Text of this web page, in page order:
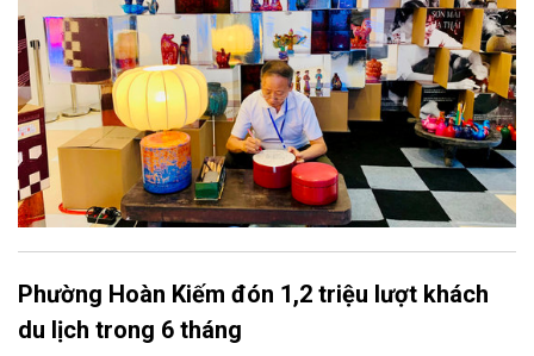
Phường Hoàn Kiếm đón 1,2 triệu lượt khách
du lịch trong 6 tháng